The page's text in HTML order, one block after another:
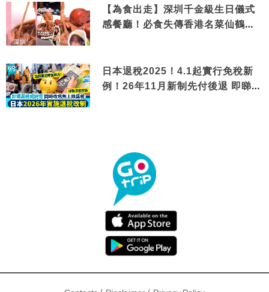
【為食出走】深圳千金級生日儀式
感餐廳！必食失傳香港名菜仙鶴神
日本退稅2025！4.1起實行免稅新
例！26年11月新制先付後退 即睇步